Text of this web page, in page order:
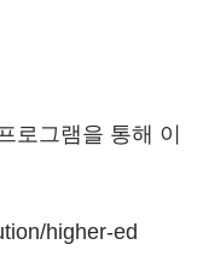
로그램을 통해 이
higher-ed